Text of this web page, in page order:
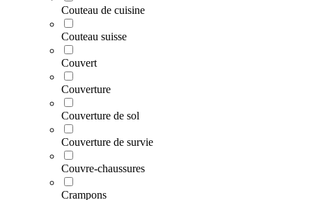
Couteau de cuisine
Couteau suisse
Couvert
Couverture
Couverture de sol
Couverture de survie
Couvre-chaussures
Crampons